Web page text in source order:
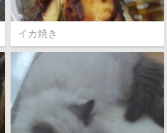
イカ焼き